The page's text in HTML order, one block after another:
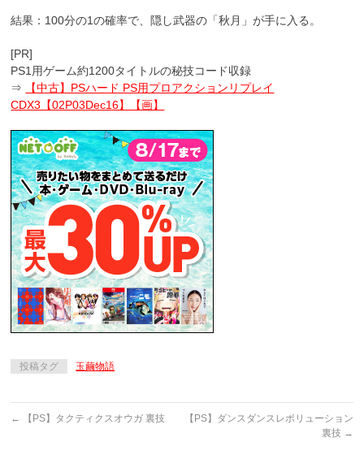
結果：100分の1の確率で、隠し武器の「秋月」が手に入る。
[PR]
PS1用ゲーム約1200タイトルの秘技コード収録
⇒
【中古】PSハード PS用プロアクションリプレイ
CDX3【02P03Dec16】【画】
投稿タグ 玉繭物語
← 【PS】タクティクスオウガ 裏技
【PS】ダンスダンスレボリューション
裏技 →